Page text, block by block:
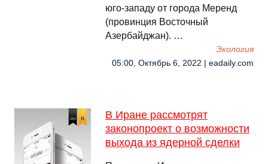
юго-западу от города Меренд
(провинция Восточный
Азербайджан). …
Экология
05:00, Октябрь 6, 2022 | eadaily.com
В Иране рассмотрят
законопроект о возможности
выхода из ядерной сделки